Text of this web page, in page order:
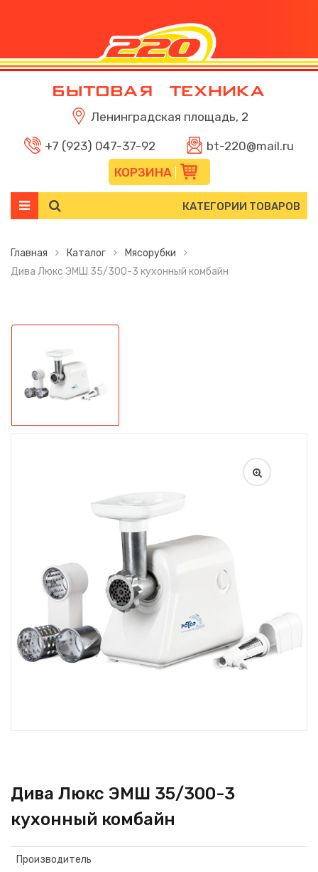
Ленинградская площадь, 2
+7 (923) 047-37-92
bt-220@mail.ru
КОРЗИНА
КАТЕГОРИИ ТОВАРОВ
Главная Каталог
Мясорубки
Дива Люкс ЭМШ 35/300-3 кухонный комбайн
Дива Люкс ЭМШ 35/300-3
кухонный комбайн
Производитель